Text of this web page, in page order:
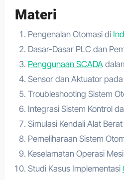
Materi
Pengenalan Otomasi di
Dasar-Dasar PLC dan
Penggunaan SCADA
Sensor dan Aktuator
Troubleshooting Sistem
Integrasi Sistem Kontrol
Simulasi Kendali Alat Berat
Pemeliharaan Sistem
Keselamatan Operasi
Studi Kasus Implementasi